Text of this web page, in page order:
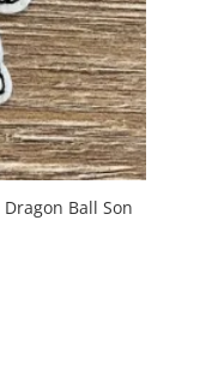
Ball Son